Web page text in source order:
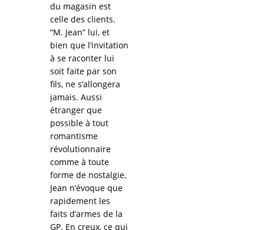
du magasin est
celle des clients.
“M. Jean” lui, et
bien que l’invitation
à se raconter lui
soit faite par son
fils, ne s’allongera
jamais. Aussi
étranger que
possible à tout
romantisme
révolutionnaire
comme à toute
forme de nostalgie,
Jean n’évoque que
rapidement les
faits d’armes de la
GP. En creux, ce qui